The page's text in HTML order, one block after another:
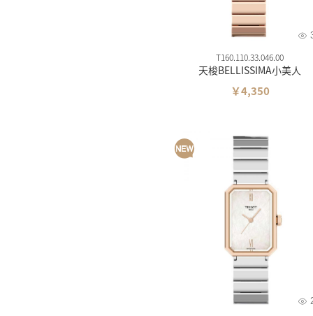
T160.110.33.046.00
天梭BELLISSIMA小美人
￥4,350